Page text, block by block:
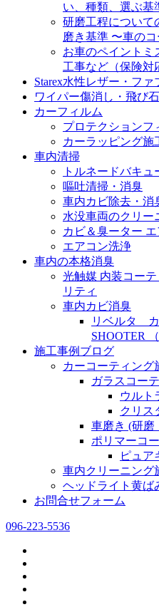
い、種類、選ぶ基
研磨工程につい
磨き基準 〜車の
お車のペイントミ
工事など（保険対
Starex水性レザー・ファ
ワイパー傷消し・飛び
カーフィルム
プロテクションフ
カーラッピング施
車内清掃
トルネードバキ
嘔吐清掃・消臭
車内カビ除去・消
水没車両のクリー
カビ＆臭ーター
エアコン洗浄
車内の本格消臭
光触媒 内装コー
リティ
車内カビ消臭
リベルタ
SHOOTER
施工事例ブログ
カーコーティング
ガラスコー
ウルト
クリス
車磨き (研磨
ポリマーコ
ピュア
車内クリーニング
ヘッドライト黄ば
お問合せフォーム
096-223-5536